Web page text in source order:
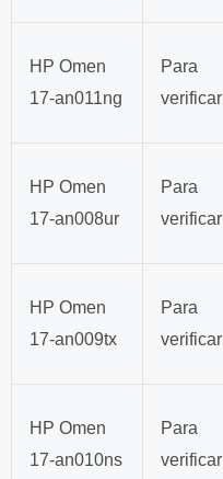
HP Omen
17-an011ng
Para
verificar
HP Omen
17-an008ur
Para
verificar
HP Omen
17-an009tx
Para
verificar
HP Omen
17-an010ns
Para
verificar